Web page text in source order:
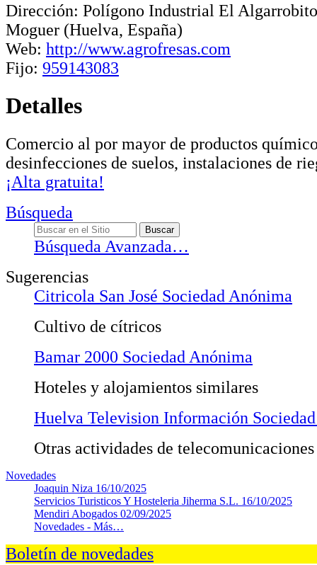
Dirección: Polígono Industrial El
Moguer (Huelva, España)
Web: http://www.agrofresas.com
Fijo: 959143083
Detalles
Comercio al por mayor de productos
desinfecciones de suelos, instalaciones de
¡Alta gratuita!
Búsqueda
Búsqueda Avanzada…
Sugerencias
Citricola San José Sociedad Anónima
Cultivo de cítricos
Bamar 2000 Sociedad Anónima
Hoteles y alojamientos similares
Huelva Television Información
Otras actividades de telecomunicaciones
Novedades
Joaquin Niza 16/10/2025
Servicios Turisticos Y Hosteleria Jiherma S.L. 16/10/2025
Mendiri Abogados 02/09/2025
Novedades - Más…
Boletín de novedades